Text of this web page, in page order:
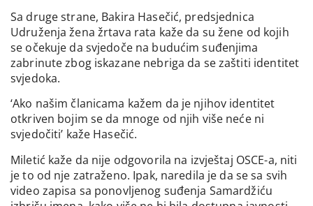
Sa druge strane, Bakira Hasečić, predsjednica
Udruženja žena žrtava rata kaže da su žene od kojih
se očekuje da svjedoče na budućim suđenjima
zabrinute zbog iskazane nebriga da se zaštiti identitet
svjedoka.
‘Ako našim članicama kažem da je njihov identitet
otkriven bojim se da mnoge od njih više neće ni
svjedočiti’ kaže Hasečić.
Miletić kaže da nije odgovorila na izvještaj OSCE-a, niti
je to od nje zatraženo. Ipak, naredila je da se sa svih
video zapisa sa ponovljenog suđenja Samardžiću